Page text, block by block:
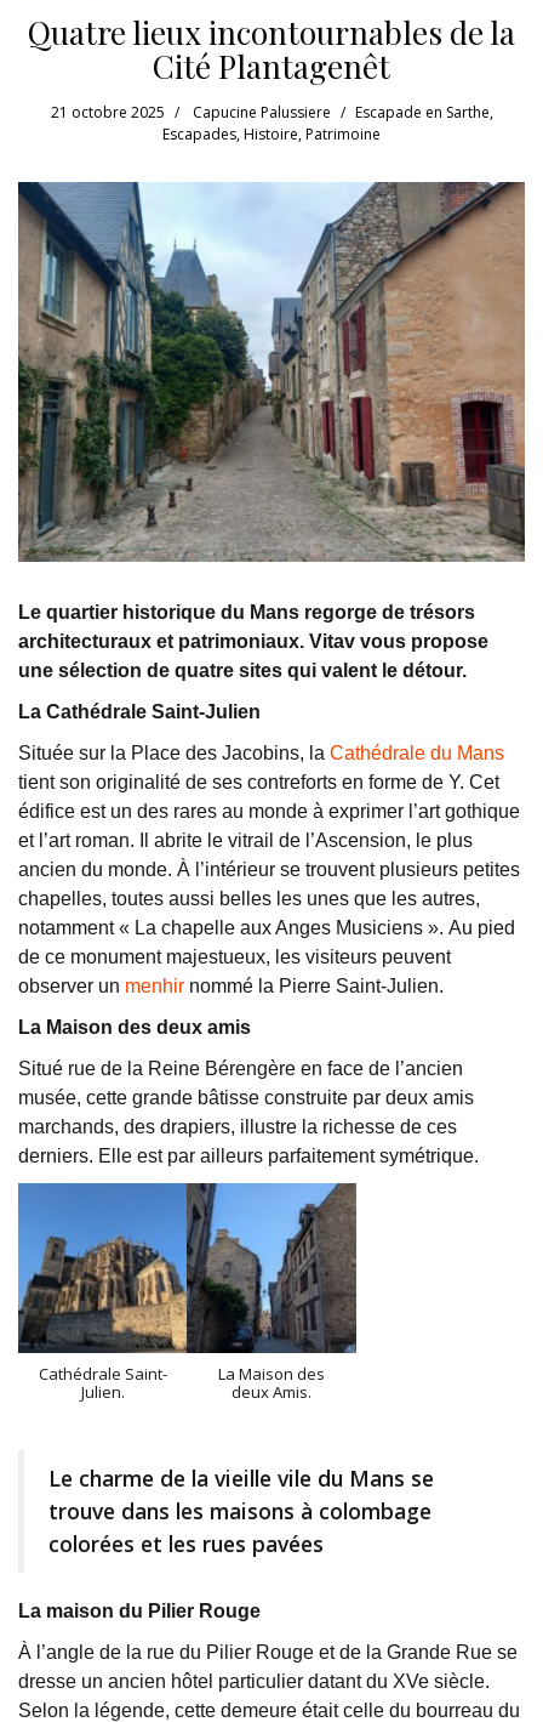
Quatre lieux incontournables de la
Cité Plantagenêt
21 octobre 2025 Capucine Palussiere Escapade en Sarthe,
Escapades,Histoire,Patrimoine
Le quartier historique du Mans regorge de trésors
architecturaux et patrimoniaux. Vitav vous propose
une sélection de quatre sites qui valent le détour.
La Cathédrale Saint-Julien
Située sur la Place des Jacobins, la Cathédrale du Mans
tient son originalité de ses contreforts en forme de Y. Cet
édifice est un des rares au monde à exprimer l’art gothique
et l’art roman. Il abrite le vitrail de l’Ascension, le plus
ancien du monde. À l’intérieur se trouvent plusieurs petites
chapelles, toutes aussi belles les unes que les autres,
notamment « La chapelle aux Anges Musiciens ». Au pied
de ce monument majestueux, les visiteurs peuvent
observer un menhir nommé la Pierre Saint-Julien.
La Maison des deux amis
Situé rue de la Reine Bérengère en face de l’ancien
musée, cette grande bâtisse construite par deux amis
marchands, des drapiers, illustre la richesse de ces
derniers. Elle est par ailleurs parfaitement symétrique.
Cathédrale Saint-
Julien.
La Maison des
deux Amis.
Le charme de la vieille vile du Mans se
trouve dans les maisons à colombage
colorées et les rues pavées
La maison du Pilier Rouge
À l’angle de la rue du Pilier Rouge et de la Grande Rue se
dresse un ancien hôtel particulier datant du XVe siècle.
Selon la légende, cette demeure était celle du bourreau du